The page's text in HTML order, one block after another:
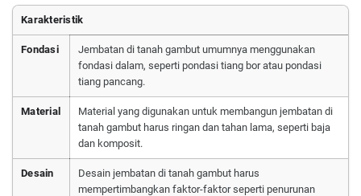
Karakteristik
Fondasi
Jembatan di tanah gambut umumnya menggunakan
fondasi dalam, seperti pondasi tiang bor atau pondasi
tiang pancang.
Material
Material yang digunakan untuk membangun jembatan di
tanah gambut harus ringan dan tahan lama, seperti baja
dan komposit.
Desain
Desain jembatan di tanah gambut harus
mempertimbangkan faktor-faktor seperti penurunan